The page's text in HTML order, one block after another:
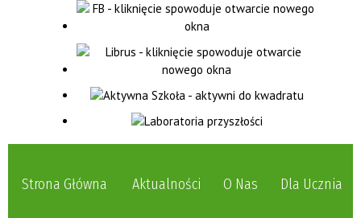
Strona Główna Aktualności O Nas Dla Ucznia